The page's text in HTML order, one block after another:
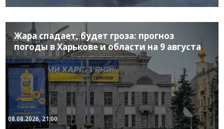
Жара спадает, будет гроза: прогноз
погоды в Харькове и области на 9 августа
08.08.2026, 21:00